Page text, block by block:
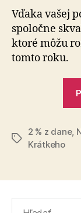
Vďaka vašej
spoločne
ktoré môžu
tomto roku.
Značky
2 % z dane,
Krátkeho